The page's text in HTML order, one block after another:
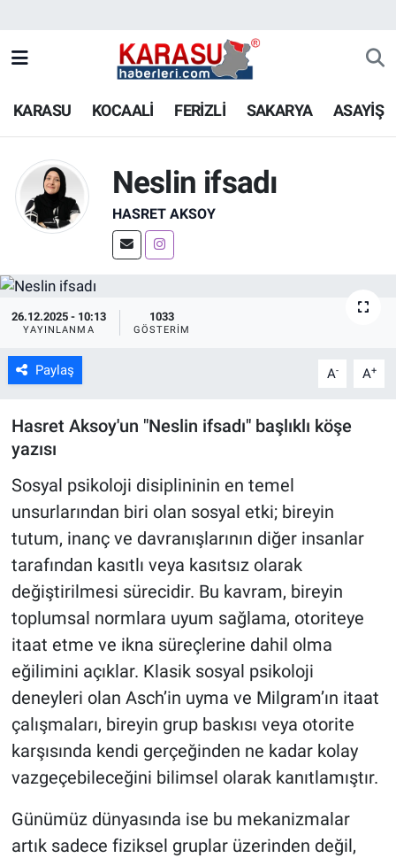
KARASU KOCAALİ FERİZLİ SAKARYA ASAYİŞ
Neslin ifsadı
HASRET AKSOY
26.12.2025 - 10:13
YAYINLANMA
1033
GÖSTERIM
Paylaş A- A+
Hasret Aksoy'un "Neslin ifsadı" başlıklı köşe
yazısı
Sosyal psikoloji disiplininin en temel
unsurlarından biri olan sosyal etki; bireyin
tutum, inanç ve davranışlarının diğer insanlar
tarafından kasıtlı veya kasıtsız olarak
değiştirilmesi sürecidir. Bu kavram, bireyin
toplumsal normlara uyum sağlama, otoriteye
itaat etme ve ikna süreçlerine dahil olma
eğilimini açıklar. Klasik sosyal psikoloji
deneyleri olan Asch’in uyma ve Milgram’ın itaat
çalışmaları, bireyin grup baskısı veya otorite
karşısında kendi gerçeğinden ne kadar kolay
vazgeçebileceğini bilimsel olarak kanıtlamıştır.
Günümüz dünyasında ise bu mekanizmalar
artık sadece fiziksel gruplar üzerinden değil,